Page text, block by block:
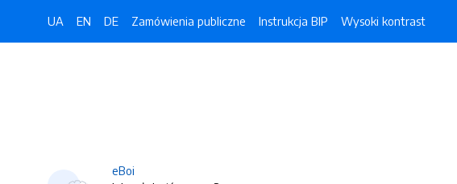
UA EN DE Zamówienia publiczne Instrukcja BIP Wysoki kontrast
eBoi